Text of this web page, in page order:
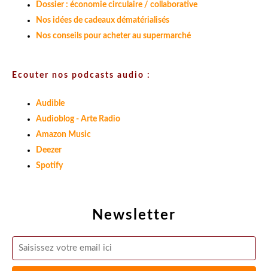
Newsletter
Dossier : économie circulaire / collaborative
Nos idées de cadeaux dématérialisés
Nos conseils pour acheter au supermarché
Ecouter nos podcasts audio :
Audible
Audioblog - Arte Radio
Amazon Music
Deezer
Spotify